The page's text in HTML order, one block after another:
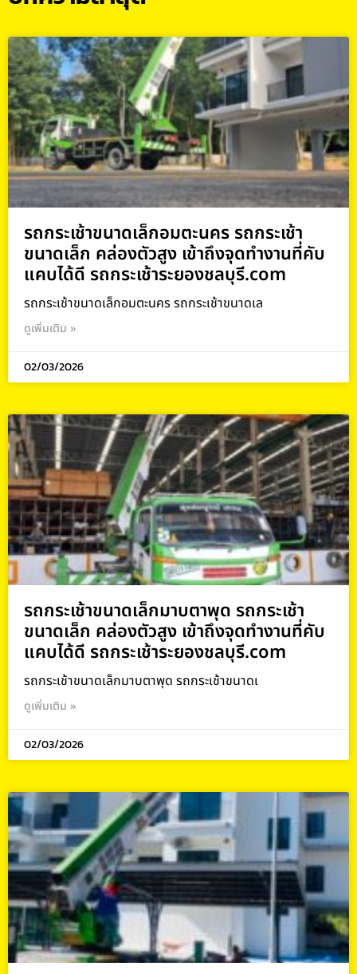
รถกระเช้าขนาดเล็กอมตะนคร รถกระเช้า
ขนาดเล็ก คล่องตัวสูง เข้าถึงจุดทำงานที่คับ
แคบได้ดี รถกระเช้าระยองชลบุรี.com
รถกระเช้าขนาดเล็กอมตะนคร รถกระเช้าขนาดเล
ดูเพิ่มเติม »
02/03/2026
รถกระเช้าขนาดเล็กมาบตาพุด รถกระเช้า
ขนาดเล็ก คล่องตัวสูง เข้าถึงจุดทำงานที่คับ
แคบได้ดี รถกระเช้าระยองชลบุรี.com
รถกระเช้าขนาดเล็กมาบตาพุด รถกระเช้าขนาดเ
ดูเพิ่มเติม »
02/03/2026